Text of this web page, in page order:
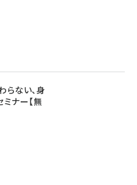
らない、身
ナー【無